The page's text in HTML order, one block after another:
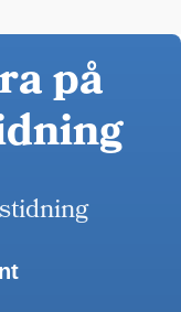
på